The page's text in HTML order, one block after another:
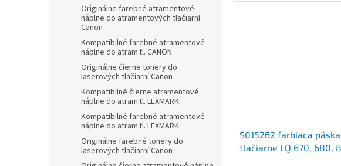
Originálne farebné atramentové
náplne do atramentových tlačiarní
Canon
Kompatibilné farebné atramentové
náplne do atram.tl. CANON
Originálne čierne tonery do
laserových tlačiarní Canon
Kompatibilné čierne atramentové
náplne do atram.tl. LEXMARK
Kompatibilné farebné atramentové
náplne do atram.tl. LEXMARK
Originálne farebné tonery do
laserových tlačiarní Canon
S015262 farbiaca
tlačiarne LQ 670, 680,